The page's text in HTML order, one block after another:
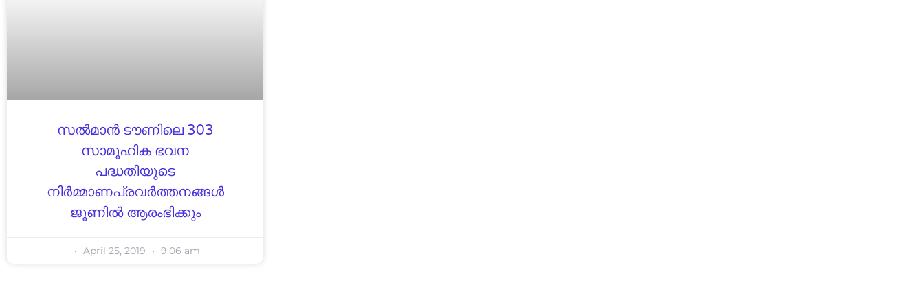
സൽമാൻ ടൗണിലെ 303
സാമൂഹിക ഭവന
പദ്ധതിയുടെ
നിർമ്മാണപ്രവർത്തനങ്ങൾ
ജൂണിൽ ആരംഭിക്കും
April 25, 2019 9:06 am